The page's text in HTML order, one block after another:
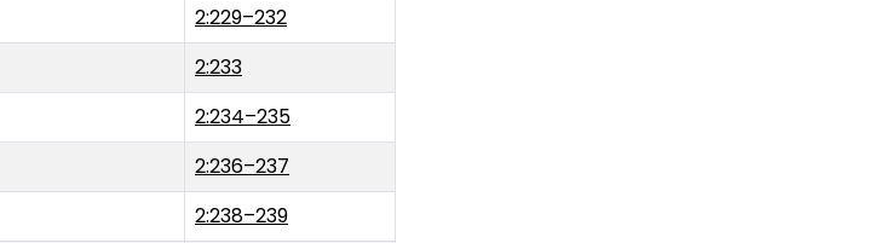
2:229–232
2:233
2:234–235
2:236–237
2:238–239